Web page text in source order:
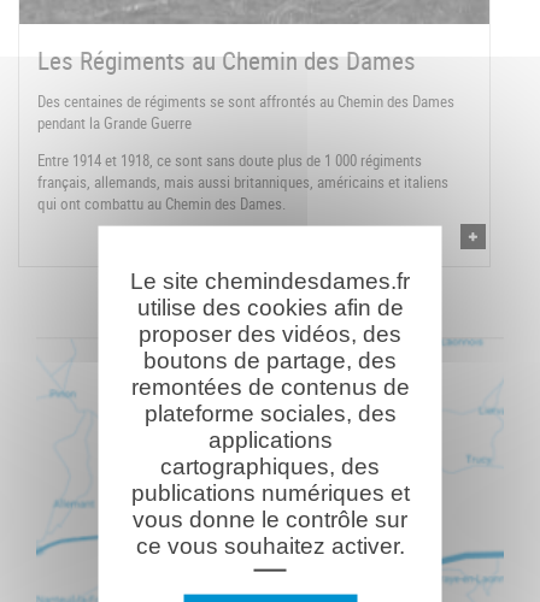
Les Régiments au Chemin des Dames
Des centaines de régiments se sont affrontés au Chemin des Dames
pendant la Grande Guerre
Entre 1914 et 1918, ce sont sans doute plus de 1 000 régiments
français, allemands, mais aussi britanniques, américains et italiens
qui ont combattu au Chemin des Dames.
Le site chemindesdames.fr
utilise des cookies afin de
proposer des vidéos, des
boutons de partage, des
remontées de contenus de
plateforme sociales, des
applications
cartographiques, des
publications numériques et
vous donne le contrôle sur
ce vous souhaitez activer.